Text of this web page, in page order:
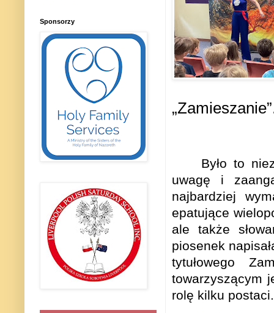
Było to
uwagę i
najbardziej
epatujące
ale także
piosenek
tytułowego
towarzyszącym
rolę kilku postaci.
Sponsorzy